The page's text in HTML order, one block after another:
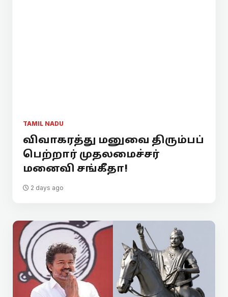
TAMIL NADU
விவாகரத்து மனுவை திரும்பப்
பெற்றார் முதலமைச்சர்
மனைவி சங்கீதா!
2 days ago